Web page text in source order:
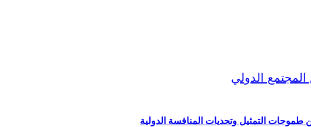
طموحات التمثيل وتحديات المنافسة الدولية